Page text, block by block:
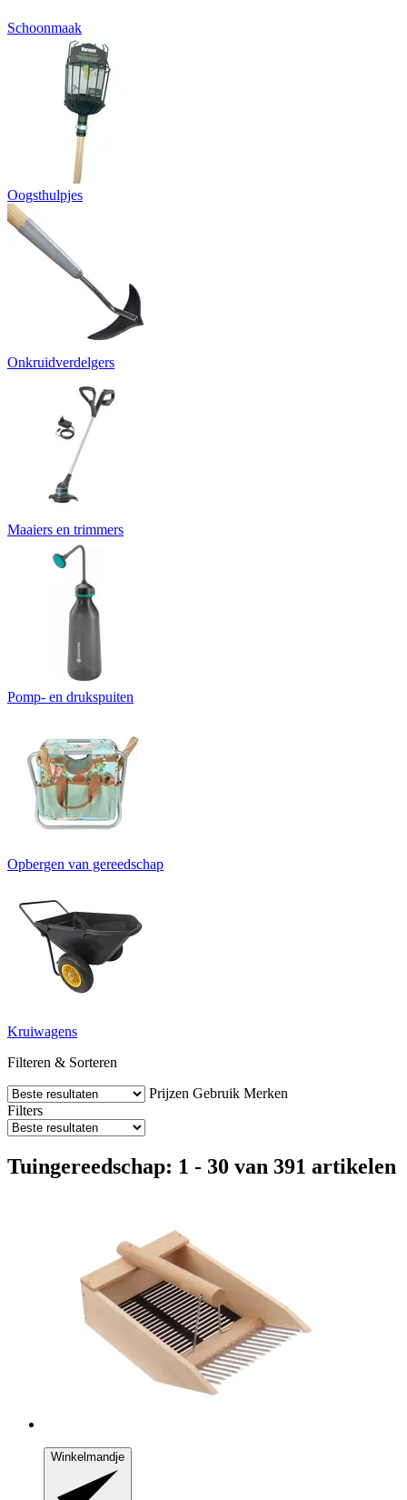
Schoonmaak
Oogsthulpjes
Onkruidverdelgers
Maaiers en trimmers
Pomp- en drukspuiten
Opbergen van gereedschap
Kruiwagens
Filteren & Sorteren
Prijzen Gebruik Merken
Filters
Tuingereedschap: 1 - 30 van 391 artikelen
Winkelmandje